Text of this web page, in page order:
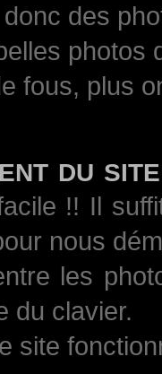
des
photos
fous, plus
du site
!! Il
nous
les
du clavier.
site